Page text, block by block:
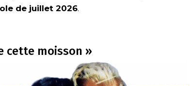
de juillet 2026.
cette moisson »